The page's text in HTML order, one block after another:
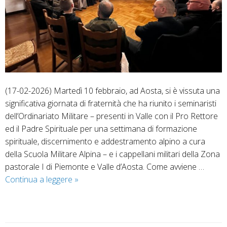
(17-02-2026) Martedì 10 febbraio, ad Aosta, si è vissuta una
significativa giornata di fraternità che ha riunito i seminaristi
dell’Ordinariato Militare – presenti in Valle con il Pro Rettore
ed il Padre Spirituale per una settimana di formazione
spirituale, discernimento e addestramento alpino a cura
della Scuola Militare Alpina – e i cappellani militari della Zona
pastorale I di Piemonte e Valle d’Aosta. Come avviene …
Continua a leggere Piemonte
»